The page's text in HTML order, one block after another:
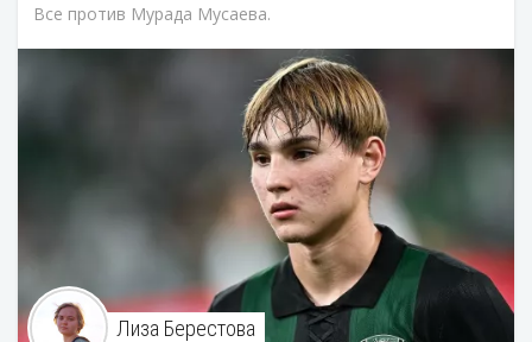
Все против Мурада Мусаева.
Лиза Берестова